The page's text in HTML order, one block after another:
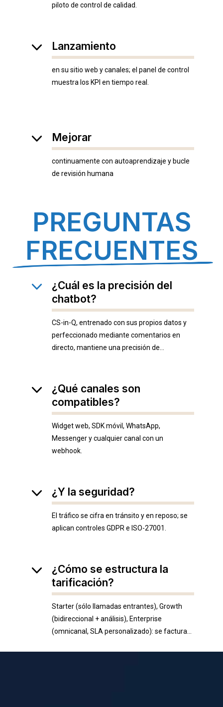
piloto de control de calidad.
Lanzamiento
en su sitio web y canales; el panel de control
muestra los KPI en tiempo real.
Mejorar
continuamente con autoaprendizaje y bucle
de revisión humana
PREGUNTAS
FRECUENTES
¿Cuál es la precisión del
chatbot?
CS-in-Q, entrenado con sus propios datos y
perfeccionado mediante comentarios en
directo, mantiene una precisión de
¿Qué canales son
compatibles?
Widget web, SDK móvil, WhatsApp,
Messenger y cualquier canal con un
webhook.
¿Y la seguridad?
El tráfico se cifra en tránsito y en reposo; se
aplican controles GDPR e ISO-27001.
¿Cómo se estructura la
tarificación?
Starter (sólo llamadas entrantes), Growth
(bidireccional + análisis), Enterprise
(omnicanal, SLA personalizado): se factura